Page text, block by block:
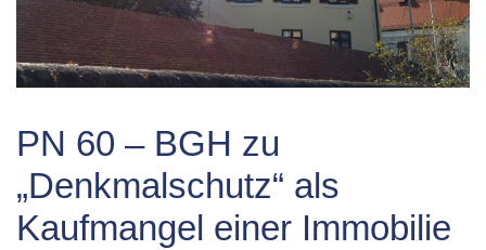
PN 60 – BGH zu
„Denkmalschutz“ als
Kaufmangel einer Immobilie